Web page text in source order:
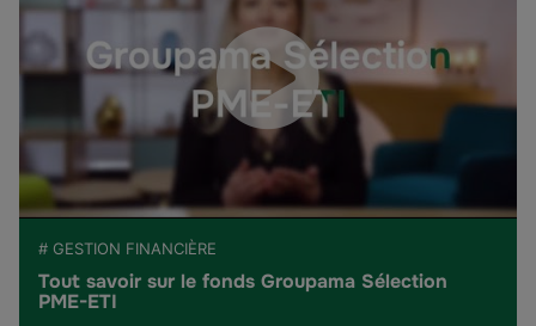
# GESTION FINANCIÈRE
Tout savoir sur le fonds Groupama Sélection
PME-ETI